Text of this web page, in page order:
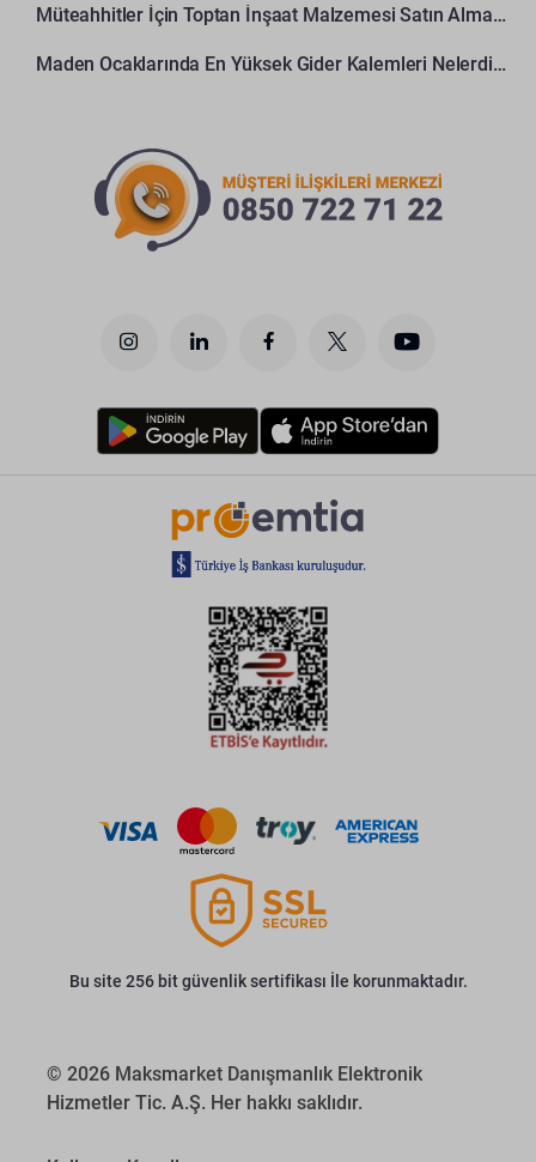
Müteahhitler İçin Toptan İnşaat Malzemesi Satın Alma Rehberi
Maden Ocaklarında En Yüksek Gider Kalemleri Nelerdir?
Bu site 256 bit güvenlik sertifikası İle korunmaktadır.
© 2026 Maksmarket Danışmanlık Elektronik
Hizmetler Tic. A.Ş. Her hakkı saklıdır.